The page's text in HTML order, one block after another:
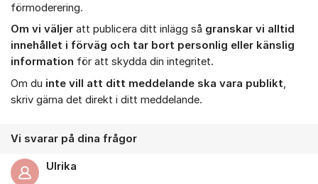
förmoderering.
Om vi väljer att publicera ditt inlägg så granskar vi alltid
innehållet i förväg och tar bort personlig eller känslig
information för att skydda din integritet.
Om du inte vill att ditt meddelande ska vara publikt,
skriv gärna det direkt i ditt meddelande.
Vi svarar på dina frågor
Ulrika